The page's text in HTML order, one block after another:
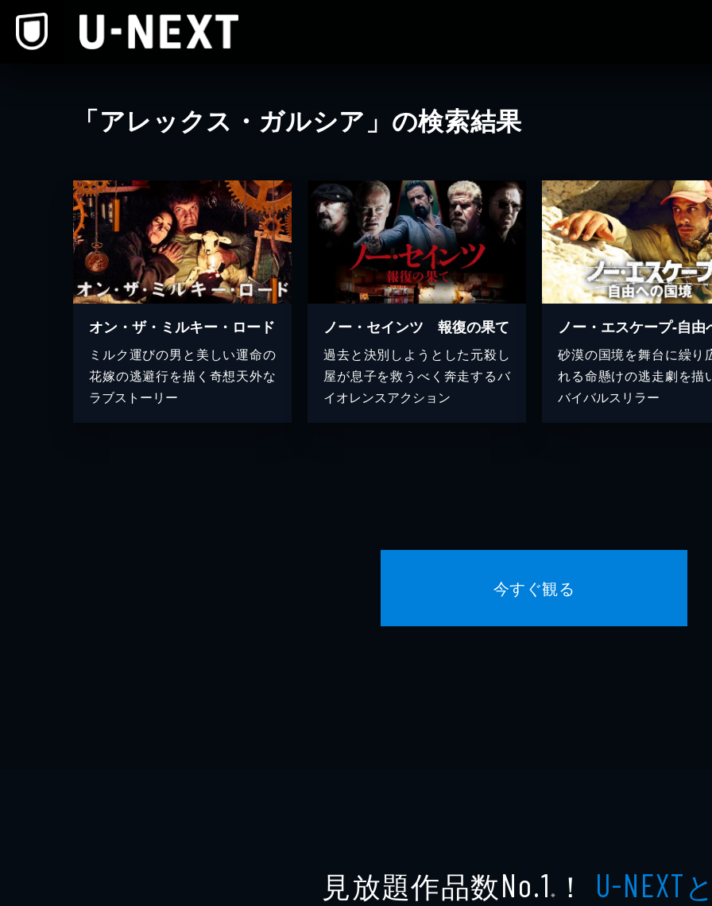
「アレックス・ガルシア」の検索結果
オン・ザ・ミルキー・ロード
ミルク運びの男と美しい運命の
花嫁の逃避行を描く奇想天外な
ラブストーリー
ノー・セインツ 報復の果て
過去と決別しようとした元殺し
屋が息子を救うべく奔走するバ
イオレンスアクション
砂漠の国境を舞台に繰り
れる命懸けの逃走劇を描
バイバルスリラー
今すぐ観る
見放題作品数No.1 ※ ！ U-NEXT